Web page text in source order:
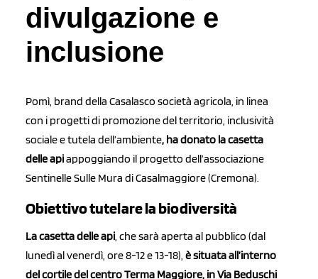
divulgazione e
inclusione
Pomì, brand della Casalasco società agricola, in linea
con i progetti di promozione del territorio, inclusività
sociale e tutela dell’ambiente, ha donato la casetta
delle apiappoggiando il progetto dell’associazione
Sentinelle Sulle Mura di Casalmaggiore (Cremona).
Obiettivo tutelare la biodiversità
La casetta delle api, che sarà aperta al pubblico (dal
lunedì al venerdì, ore 8-12 e 13-18), è situata all’interno
del cortile del centro Terma Maggiore, in Via Beduschi